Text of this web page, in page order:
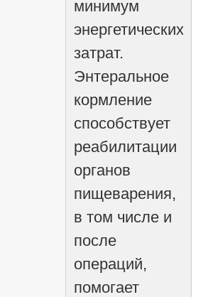
минимум
энергетических
затрат.
Энтеральное
кормление
способствует
реабилитации
органов
пищеварения,
в том числе и
после
операций,
помогает